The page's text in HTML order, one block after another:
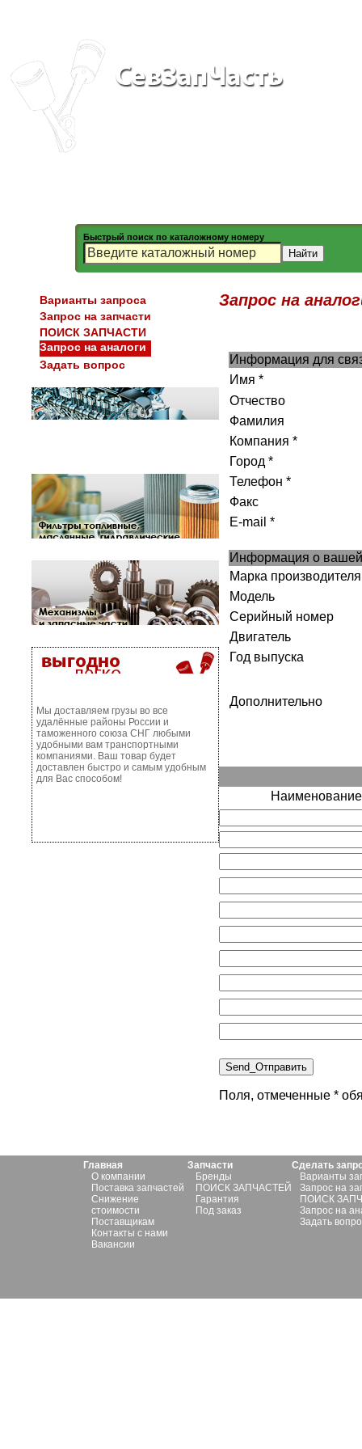
Быстрый поиск по каталожному номеру
Варианты запроса
Запрос на запчасти
ПОИСК ЗАПЧАСТИ
Запрос на аналоги
Задать вопрос
Мы доставляем грузы во все
удалённые районы России и
таможенного союза СНГ любыми
удобными вам транспортными
компаниями. Ваш товар будет
доставлен быстро и самым удобным
для Вас способом!
Запрос на
Информация для
Имя *
Отчество
Фамилия
Компания *
Город *
Телефон *
Факс
E-mail *
Информация о вашей
Марка производителя
Модель
Серийный номер
Двигатель
Год выпуска
Дополнительно
Наименование
Поля, отмеченные *
Главная
О компании
Поставка запчастей
Снижение
стоимости
Поставщикам
Контакты с нами
Вакансии
Запчасти
Бренды
ПОИСК ЗАПЧАСТЕЙ
Гарантия
Под заказ
Сделать
Варианты
Запрос на
ПОИСК
Запрос на
Задать